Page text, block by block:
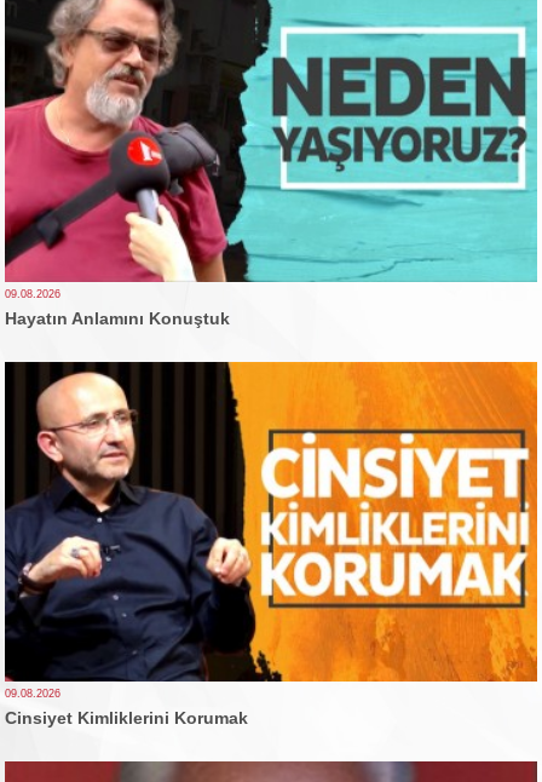
09.08.2026
Hayatın Anlamını Konuştuk
09.08.2026
Cinsiyet Kimliklerini Korumak